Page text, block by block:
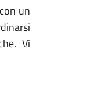
un
Vi